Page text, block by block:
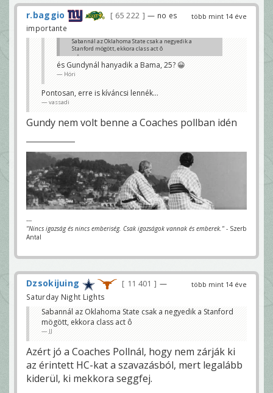
több mint 14 éve
r.baggio 65 222
— no es
importante
Sabannál az Oklahoma State csak a negyedik a
Stanford mögött, ekkora class act ô
JJ
és Gundynál hanyadik a Bama, 25? 😀
Höri
Pontosan, erre is kíváncsi lennék...
vassadi
Gundy nem volt benne a Coaches pollban idén
---
"Nincs igazság és nincs emberiség. Csak igazságok vannak és emberek." - Szerb
Antal
több mint 14 éve
Dzsokijuing 11 401
—
Saturday Night Lights
Sabannál az Oklahoma State csak a negyedik a Stanford
mögött, ekkora class act ô
JJ
Azért jó a Coaches Pollnál, hogy nem zárják ki
az érintett HC-kat a szavazásból, mert legalább
kiderül, ki mekkora seggfej.